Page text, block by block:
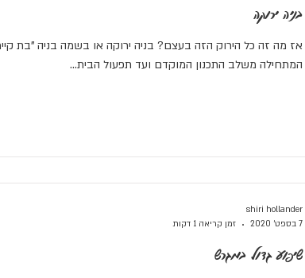
בניה ירוקה
אז מה זה כל הירוק הזה בעצם? בניה ירוקה או בשמה בניה "בת
המתחילה משלב התכנון המוקדם ועד תפעול הבית...
שיפוע גדול במגרש
shiri hollander
7 בספט׳ 2020
זמן קריאה 1 דקות